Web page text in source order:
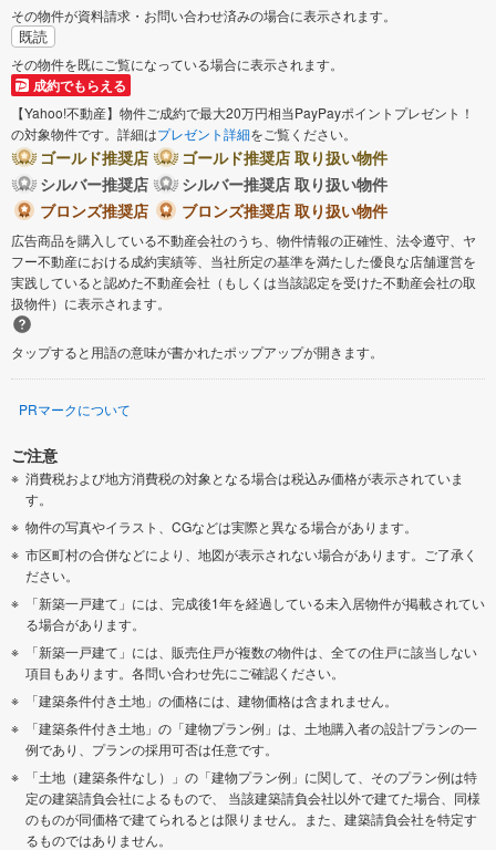
その物件が資料請求・お問い合わせ済みの場合に表示されます。
既読
その物件を既にご覧になっている場合に表示されます。
成約でもらえる
【Yahoo!不動産】物件ご成約で最大20万円相当PayPayポイントプレゼント！
の対象物件です。詳細はプレゼント詳細をご覧ください。
ゴールド推奨店
ゴールド推奨店 取り扱い物件
シルバー推奨店
シルバー推奨店 取り扱い物件
ブロンズ推奨店
ブロンズ推奨店 取り扱い物件
広告商品を購入している不動産会社のうち、物件情報の正確性、法令遵守、ヤ
フー不動産における成約実績等、当社所定の基準を満たした優良な店舗運営を
実践していると認めた不動産会社（もしくは当該認定を受けた不動産会社の取
扱物件）に表示されます。
タップすると用語の意味が書かれたポップアップが開きます。
PRマークについて
ご注意
消費税および地方消費税の対象となる場合は税込み価格が表示されていま
す。
物件の写真やイラスト、CGなどは実際と異なる場合があります。
市区町村の合併などにより、地図が表示されない場合があります。ご了承く
ださい。
「新築一戸建て」には、完成後1年を経過している未入居物件が掲載されてい
る場合があります。
「新築一戸建て」には、販売住戸が複数の物件は、全ての住戸に該当しない
項目もあります。各問い合わせ先にご確認ください。
「建築条件付き土地」の価格には、建物価格は含まれません。
「建築条件付き土地」の「建物プラン例」は、土地購入者の設計プランの一
例であり、プランの採用可否は任意です。
「土地（建築条件なし）」の「建物プラン例」に関して、そのプラン例は特
定の建築請負会社によるもので、 当該建築請負会社以外で建てた場合、同様
のものが同価格で建てられるとは限りません。また、建築請負会社を特定す
るものではありません。